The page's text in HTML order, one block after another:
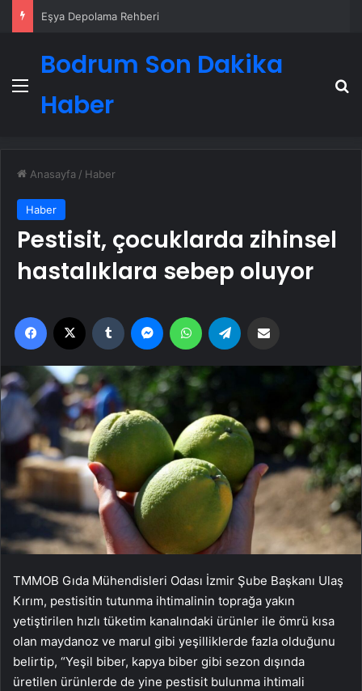
Eşya Depolama Rehberi
Menü
Bodrum Son Dakika
Haber
Anasayfa / Haber
Haber
Pestisit, çocuklarda zihinsel
hastalıklara sebep oluyor
Facebook Tumblr MessengerWhatsApp
TMMOB Gıda Mühendisleri Odası İzmir Şube Başkanı Ulaş
Kırım, pestisitin tutunma ihtimalinin toprağa yakın
yetiştirilen hızlı tüketim kanalındaki ürünler ile ömrü kısa
olan maydanoz ve marul gibi yeşilliklerde fazla olduğunu
belirtip, “Yeşil biber, kapya biber gibi sezon dışında
üretilen ürünlerde de yine pestisit bulunma ihtimali